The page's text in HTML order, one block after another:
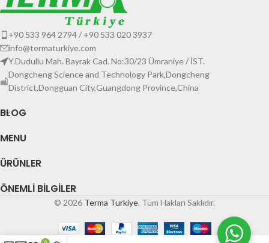
+90 533 964 2794 / +90 533 020 3937
info@termaturkiye.com
Y.Dudullu Mah. Bayrak Cad. No:30/23 Ümraniye / İST.
Dongcheng Science and Technology Park,Dongcheng
District,Dongguan City,Guangdong Province,China
BLOG
MENU
ÜRÜNLER
ÖNEMLI BILGILER
© 2026 Terma Turkiye. Tüm Hakları Saklıdır.